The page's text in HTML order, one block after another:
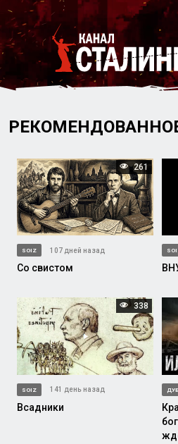
261
SOIZ 107 дней назад
Со свистом
338
SOIZ 141 день назад
Всадники